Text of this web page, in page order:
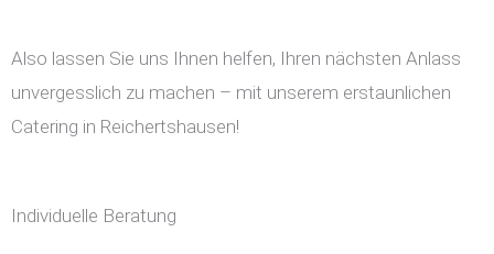
Also lassen Sie uns Ihnen helfen, Ihren nächsten Anlass
unvergesslich zu machen – mit unserem erstaunlichen
Catering in Reichertshausen!
Individuelle Beratung